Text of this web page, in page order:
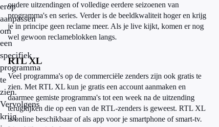
erop
aanpassen
om
een
specifiek
programma
te
zien.
Vervolgens
krijg
oudere uitzendingen of volledige eerdere seizoenen van
programma's en series. Verder is de beeldkwaliteit hoger en krijg
je in principe geen reclame meer. Als je live kijkt, komen er nog
wel gewoon reclameblokken langs.
RTL XL
Veel programma's op de commerciële zenders zijn ook gratis te
zien. Met RTL XL kun je gratis een account aanmaken en
daarmee gemiste programma's tot een week na de uitzending
terugkijken die op een van de RTL-zenders is geweest. RTL XL
is online beschikbaar of als app voor je smartphone of smart-tv.